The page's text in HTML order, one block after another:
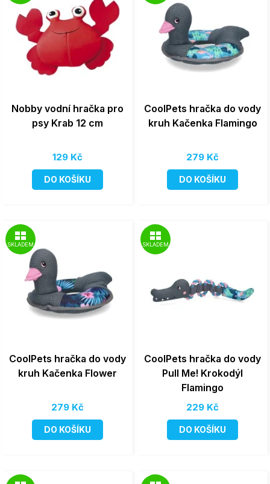
Nobby vodní hračka pro
psy Krab 12 cm
129 Kč
DO KOŠÍKU
CoolPets hračka do vody
kruh Kačenka Flamingo
279 Kč
DO KOŠÍKU
SKLADEM
CoolPets hračka do vody
kruh Kačenka Flower
279 Kč
DO KOŠÍKU
SKLADEM
CoolPets hračka do vody
Pull Me! Krokodýl
Flamingo
229 Kč
DO KOŠÍKU